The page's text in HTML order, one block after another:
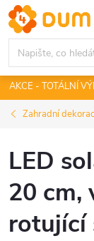
Přejít
na
obsah
AKCE - TOTÁLNÍ
Zahradní
LED
20 cm,
rotující